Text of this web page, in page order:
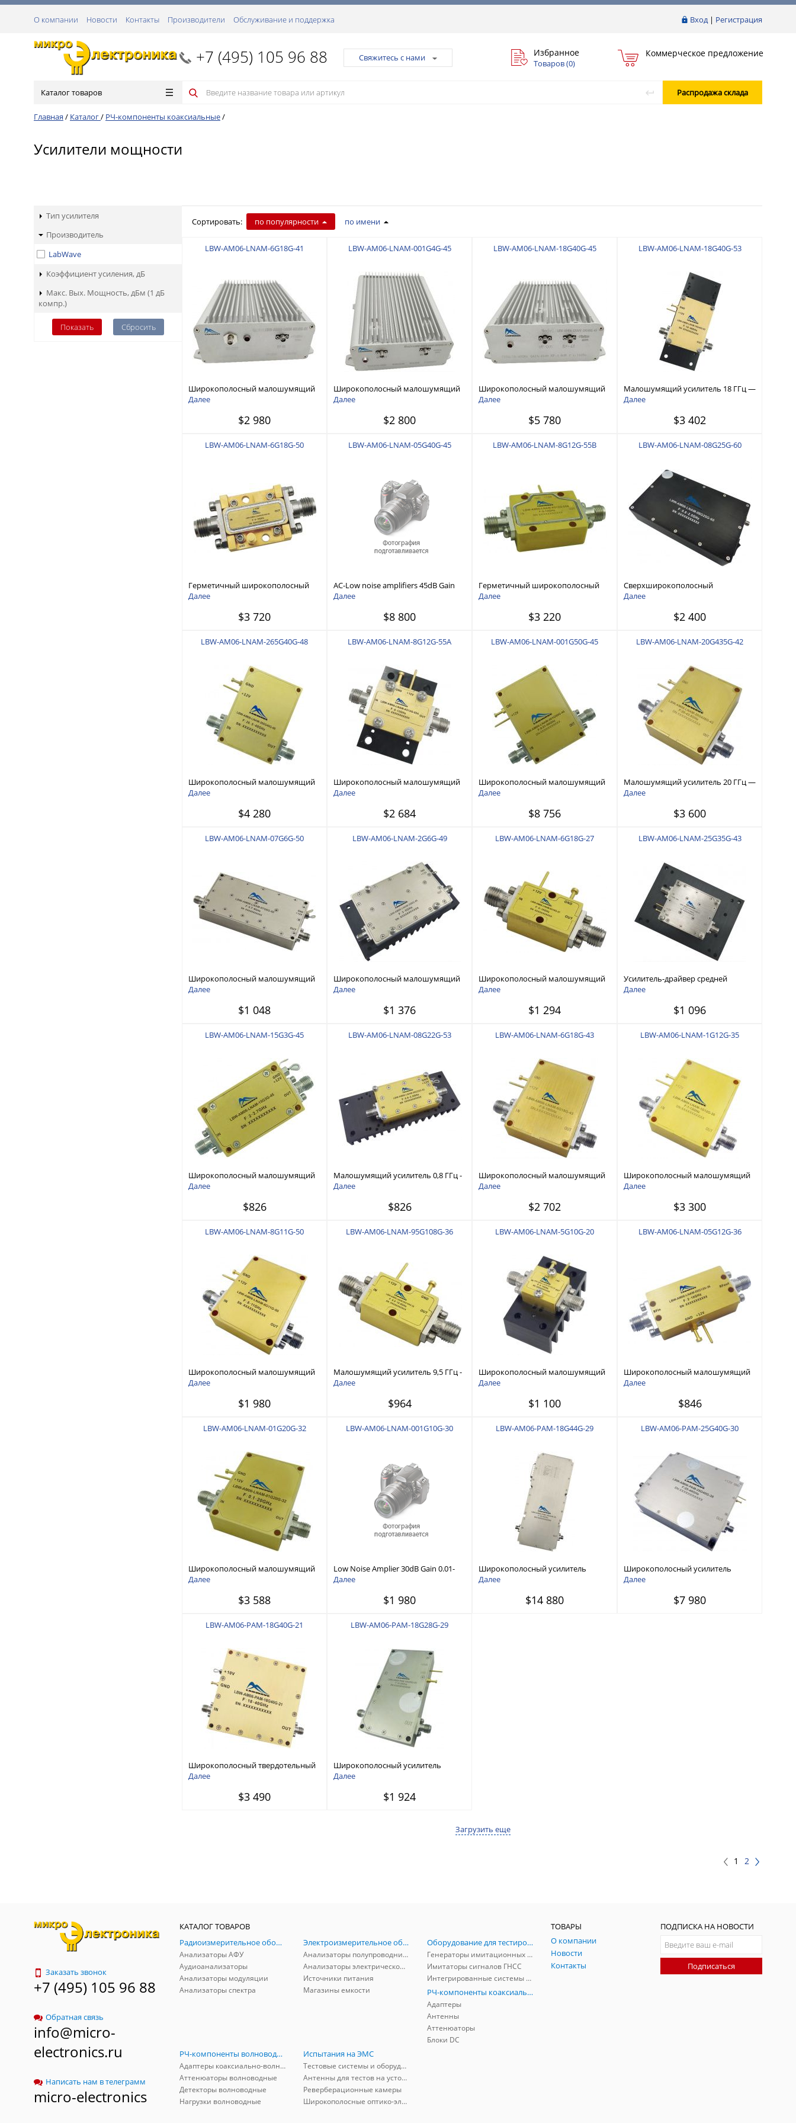
Вход| Регистрация
О компании Новости Контакты Производители Обслуживание и поддержка
+7 (495) 105 96 88 Свяжитесь с нами Избранное
Товаров (0)
Коммерческое предложение
Каталог товаров Распродажа склада
Главная / Каталог/ РЧ-компоненты коаксиальные/
Усилители мощности
Тип усилителя
Производитель
LabWave
Коэффициент усиления, дБ
Макс. Вых. Мощность, дБм (1 дБ
компр.)
Сортировать: по популярности по имени
LBW-AM06-LNAM-6G18G-41
Широкополосный малошумящий
усилитель сигналов переменного
Далее
$2 980
LBW-AM06-LNAM-001G4G-45
Широкополосный малошумящий
усилитель сигналов переменного
Далее
$2 800
LBW-AM06-LNAM-18G40G-45
Широкополосный малошумящий
усилитель сигналов переменного
Далее
$5 780
LBW-AM06-LNAM-18G40G-53
Малошумящий усилитель 18 ГГц —
40 ГГц
Далее
$3 402
LBW-AM06-LNAM-6G18G-50
Герметичный широкополосный
малошумящий усилитель 6 ГГц —
Далее
$3 720
LBW-AM06-LNAM-05G40G-45
AC-Low noise amplifiers 45dB Gain
0.5-40GHz Ultra Wide Band AC LNA
Далее
$8 800
LBW-AM06-LNAM-8G12G-55B
Герметичный широкополосный
малошумящий усилитель 8 ГГц —
Далее
$3 220
LBW-AM06-LNAM-08G25G-60
Сверхширокополосный
малошумящий усилитель 0,8 ГГц
Далее
$2 400
LBW-AM06-LNAM-265G40G-48
Широкополосный малошумящий
усилитель 26,5 ГГц — 40 ГГц
Далее
$4 280
LBW-AM06-LNAM-8G12G-55A
Широкополосный малошумящий
усилитель 8 ГГц — 12 ГГц
Далее
$2 684
LBW-AM06-LNAM-001G50G-45
Широкополосный малошумящий
усилитель 0,01 ГГц — 50 ГГц
Далее
$8 756
LBW-AM06-LNAM-20G435G-42
Малошумящий усилитель 20 ГГц —
43,5 ГГц
Далее
$3 600
LBW-AM06-LNAM-07G6G-50
Широкополосный малошумящий
усилитель 0,7 ГГц - 6 ГГц
Далее
$1 048
LBW-AM06-LNAM-2G6G-49
Широкополосный малошумящий
усилитель 2 ГГц - 6 ГГц
Далее
$1 376
LBW-AM06-LNAM-6G18G-27
Широкополосный малошумящий
усилитель 6 ГГц - 18 ГГц
Далее
$1 294
LBW-AM06-LNAM-25G35G-43
Усилитель-драйвер средней
мощности 2,5 ГГц - 3,5 ГГц
Далее
$1 096
LBW-AM06-LNAM-15G3G-45
Широкополосный малошумящий
усилитель 2 ГГц - 2,7 ГГц
Далее
$826
LBW-AM06-LNAM-08G22G-53
Малошумящий усилитель 0,8 ГГц -
2,2 ГГц
Далее
$826
LBW-AM06-LNAM-6G18G-43
Широкополосный малошумящий
усилитель 6 ГГц - 18 ГГц
Далее
$2 702
LBW-AM06-LNAM-1G12G-35
Широкополосный малошумящий
усилитель 1 ГГц - 12 ГГц
Далее
$3 300
LBW-AM06-LNAM-8G11G-50
Широкополосный малошумящий
усилитель 8 ГГц - 11 ГГц
Далее
$1 980
LBW-AM06-LNAM-95G108G-36
Малошумящий усилитель 9,5 ГГц -
10,8 ГГц
Далее
$964
LBW-AM06-LNAM-5G10G-20
Широкополосный малошумящий
усилитель 5 ГГц — 10 ГГц
Далее
$1 100
LBW-AM06-LNAM-05G12G-36
Широкополосный малошумящий
усилитель 0,5 ГГц - 12 ГГц
Далее
$846
LBW-AM06-LNAM-01G20G-32
Широкополосный малошумящий
усилитель 0,1 ГГц - 20 ГГц
Далее
$3 588
LBW-AM06-LNAM-001G10G-30
Low Noise Amplier 30dB Gain 0.01-
10GHz Ultra Wide Band LNA
Далее
$1 980
LBW-AM06-PAM-18G44G-29
Широкополосный усилитель
мощности 18 ГГц — 44 ГГц
Далее
$14 880
LBW-AM06-PAM-25G40G-30
Широкополосный усилитель
мощности 25 ГГц — 40 ГГц, 1 Вт
Далее
$7 980
LBW-AM06-PAM-18G40G-21
Широкополосный твердотельный
усилитель мощности 18 ГГц - 40
Далее
$3 490
LBW-AM06-PAM-18G28G-29
Широкополосный усилитель
мощности 18 ГГц — 28 ГГц
Далее
$1 924
Загрузить еще
1 2
Заказать звонок
+7 (495) 105 96 88
Обратная связь
info@micro-
electronics.ru
Написать нам в телеграмм
micro-electronics
КАТАЛОГ ТОВАРОВ
Радиоизмерительное оборудование
Анализаторы АФУ
Аудиоанализаторы
Анализаторы модуляции
Анализаторы спектра
Электроизмерительное оборудование
Анализаторы полупроводников
Анализаторы электрической мощности
Источники питания
Магазины емкости
Оборудование для тестирования и симуляции ГНСС
Генераторы имитационных и заградительных помех
Имитаторы сигналов ГНСС
Интегрированные системы защиты от ГНСС-помех
РЧ-компоненты коаксиальные
Адаптеры
Антенны
Аттенюаторы
Блоки DC
РЧ-компоненты волноводные
Адаптеры коаксиально-волноводные
Аттенюаторы волноводные
Детекторы волноводные
Нагрузки волноводные
Испытания на ЭМС
Тестовые системы и оборудование
Антенны для тестов на устойчивость к ЭМП
Реверберационные камеры
Широкополосные оптико-электрические линии
ТОВАРЫ
О компании
Новости
Контакты
ПОДПИСКА НА НОВОСТИ
Подписаться